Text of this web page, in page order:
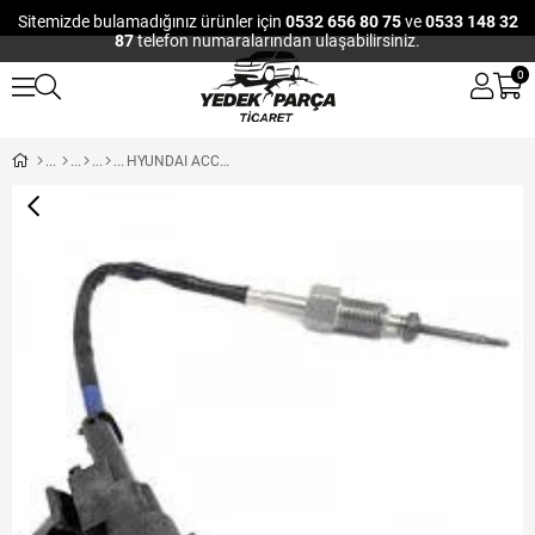
Sitemizde bulamadığınız ürünler için 0532 656 80 75ve0533 148 32
87telefon numaralarından ulaşabilirsiniz.
0
HYUNDAI ACCENT ERA EGZOS SICAKLIK SENSORU 11- / I30 12-16 DIZEL